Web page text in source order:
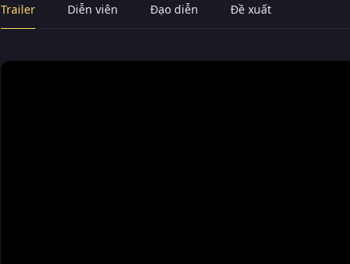
Trailer Diễn viên Đạo diễn Đề xuất